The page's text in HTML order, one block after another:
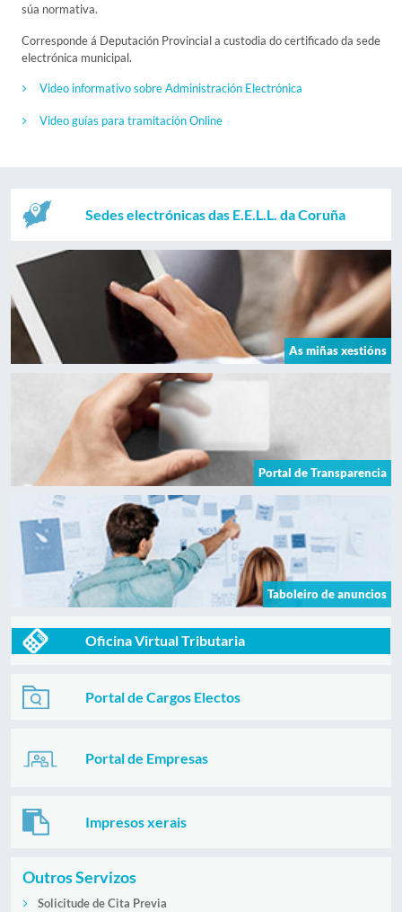
súa normativa.
Corresponde á Deputación Provincial a custodia do certificado da sede
electrónica municipal.
Video informativo sobre Administración Electrónica
Video guías para tramitación Online
Sedes electrónicas das E.E.L.L. da Coruña
As miñas xestións
Portal de Transparencia
Taboleiro de anuncios
Oficina Virtual Tributaria
Portal de Cargos Electos
Portal de Empresas
Impresos xerais
Outros Servizos
Solicitude de Cita Previa